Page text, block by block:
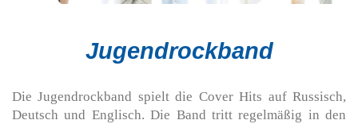
Jugendrockband
Die Jugendrockband spielt die Cover Hits auf Russisch,
Deutsch und Englisch. Die Band tritt regelmäßig in den